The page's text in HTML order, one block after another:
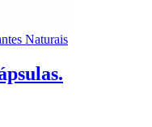
Naturais